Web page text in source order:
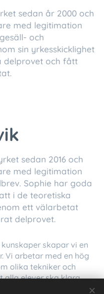
sedan år 2000 och
med legitimation
och
sin yrkesskicklighet
delprovet och fått
sedan 2016 och
med legitimation
Sophie har goda
i de teoretiska
ett välarbetat
delprovet.
skapar vi en
Vi arbetar med en hög
olika tekniker och
alla elever ska klara